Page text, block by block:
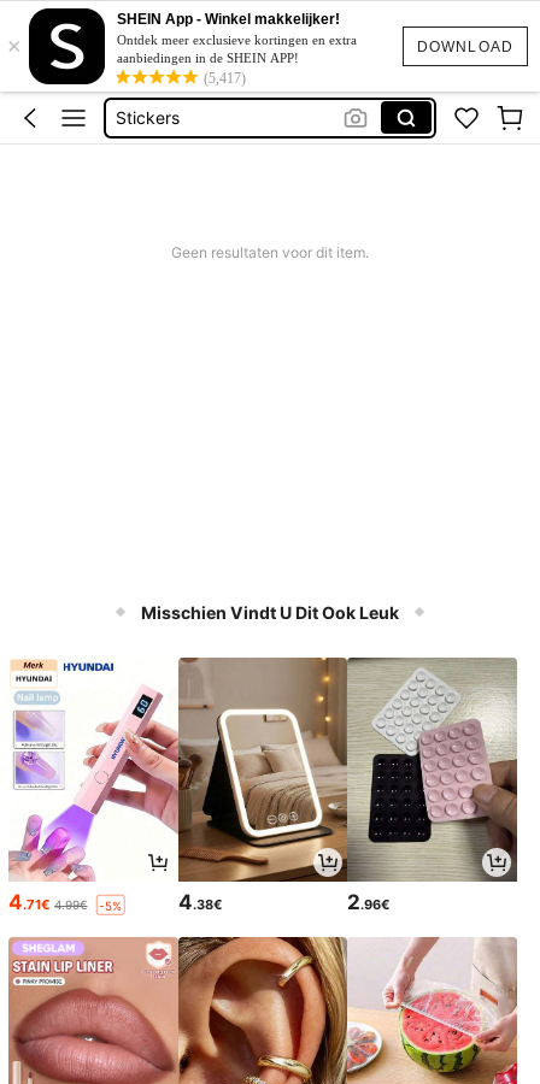
DOWNLOAD
×
SHEIN App - Winkel makkelijker!
Ontdek meer exclusieve kortingen en extra
aanbiedingen in de SHEIN APP!
(5,417)
School Spullen
School
Etui
Stickers
Geen resultaten voor dit item.
Misschien Vindt U Dit Ook Leuk
4.71€ 4.99€ -5% 4.38€ 2.96€